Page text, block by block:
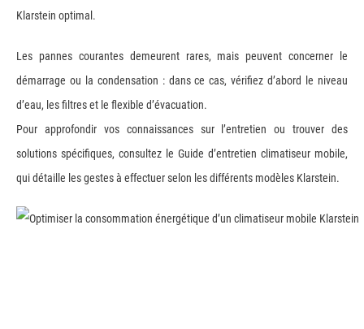
Klarstein optimal.
Les pannes courantes demeurent rares, mais peuvent concerner le
démarrage ou la condensation : dans ce cas, vérifiez d’abord le niveau
d’eau, les filtres et le flexible d’évacuation.
Pour approfondir vos connaissances sur l’entretien ou trouver des
solutions spécifiques, consultez le Guide d’entretien climatiseur mobile,
qui détaille les gestes à effectuer selon les différents modèles Klarstein.